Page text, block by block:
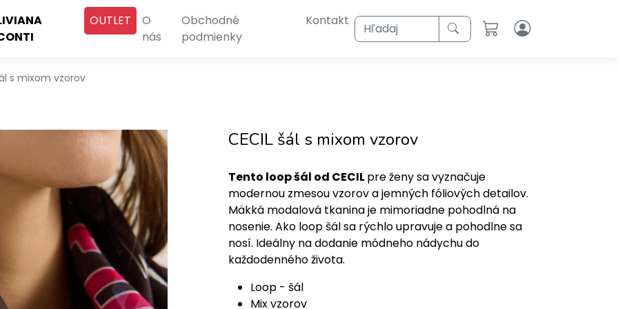
OUTLET
O
nás
Obchodné
podmienky
Kontakt Hľadaj
s mixom vzorov
CECIL šál s mixom vzorov
Tento loop šál od CECILpre ženy sa vyznačuje
modernou zmesou vzorov a jemných fóliových detailov.
Mäkká modalová tkanina je mimoriadne pohodlná na
nosenie. Ako loop šál sa rýchlo upravuje a pohodlne sa
nosí. Ideálny na dodanie módneho nádychu do
každodenného života.
Loop - šál
Mix vzorov